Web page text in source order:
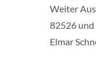
Weiter
82526 und
Elmar